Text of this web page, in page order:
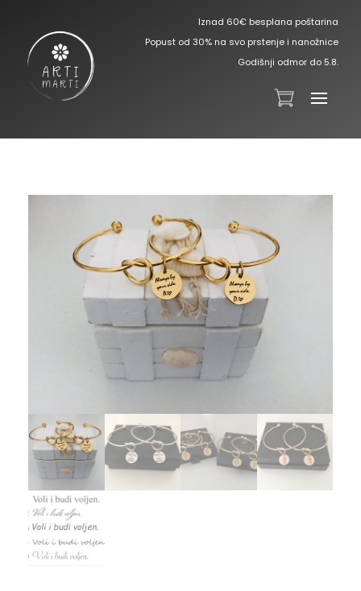
Iznad 60€ besplana poštarina
Popust od 30% na svo prstenje i nanožnice
Godišnji odmor do 5.8.